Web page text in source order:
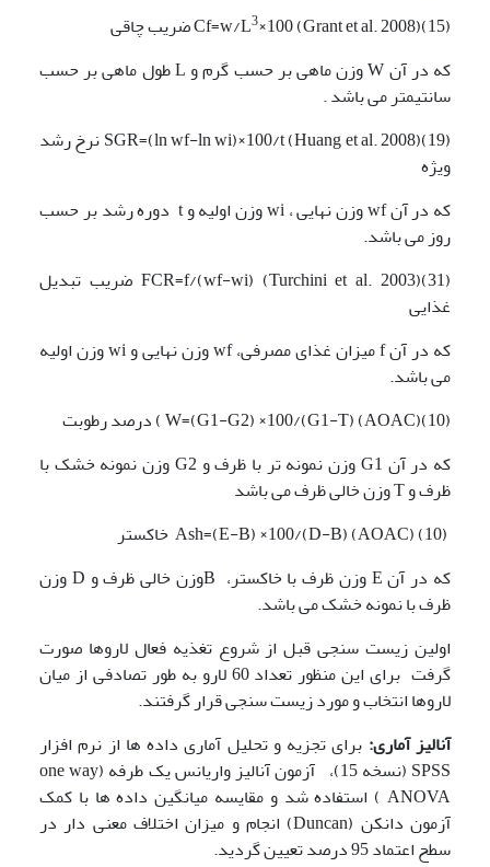
Cf=w/L3×100 (Grant et al. 2008)(15) ضریب چاقی
که در آن W وزن ماهی بر حسب گرم و L طول ماهی بر حسب
سانتیمتر می باشد .
SGR=(ln wf-ln wi)×100/t (Huang et al. 2008)(19) نرخ رشد
ویژه
که در آن wf وزن نهایی ، wi وزن اولیه و t دوره رشد بر حسب
روز می باشد.
FCR=f/(wf-wi) (Turchini et al. 2003)(31) ضریب تبدیل
غذایی
که در آن f میزان غذای مصرفی، wf وزن نهایی و wi وزن اولیه
می باشد.
(10)W=(G1-G2) ×100/(G1-T) (AOAC) ) درصد رطوبت
که در آن G1 وزن نمونه تر با ظرف و G2 وزن نمونه خشک با
ظرف و T وزن خالی ظرف می باشد
(10) Ash=(E-B) ×100/(D-B) (AOAC) خاکستر
که در آن E وزن ظرف با خاکستر، Bوزن خالی ظرف و D وزن
ظرف با نمونه خشک می باشد.
اولین زیست سنجی قبل از شروع تغذیه فعال لاروها صورت
گرفت برای این منظور تعداد 60 لارو به طور تصادفی از میان
لاروها انتخاب و مورد زیست سنجی قرار گرفتند.
آنالیز آماری: برای تجزیه و تحلیل آماری داده ها از نرم افزار
SPSS (نسخه 15)، آزمون آنالیز واریانس یک طرفه (one way
ANOVA ) استفاده شد و مقایسه میانگین داده ها با کمک
آزمون دانکن (Duncan) انجام و میزان اختلاف معنی دار در
سطح اعتماد 95 درصد تعیین گردید.